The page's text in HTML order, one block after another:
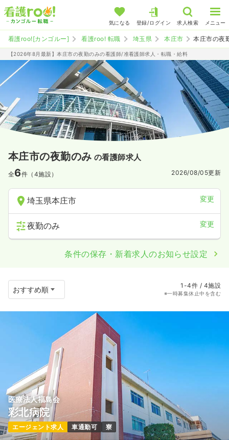
気になる 登録/ログイン 求人検索 メニュー
看護roo![カンゴルー] 看護roo! 転職 埼玉県 本庄市 本庄市の夜
【2026年8月最新】本庄市の夜勤のみの看護師/准看護師求人・転職・給料
本庄市の夜勤のみ の看護師求人
全6件（4施設） 2026/08/05更新
埼玉県本庄市 変更
夜勤のみ 変更
条件の保存・新着求人のお知らせ設定
1-4件 / 4施設
※一時募集休止中を含む
医療法人福島会
彩北病院
エージェント求人 車通勤可 寮